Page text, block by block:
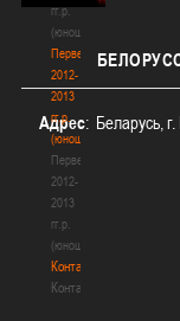
гг.р.
(юноши)
Первенство
2012-
2013
гг.р.
(юноши)
Первенство
2012-
2013
гг.р.
(юноши)
Контакты
Контакты
Адрес: Беларусь,